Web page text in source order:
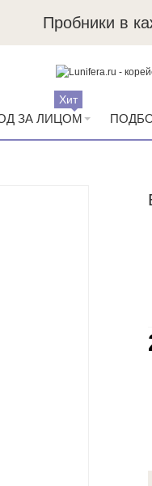
Пробники в
ЗА ЛИЦОМ
Хит